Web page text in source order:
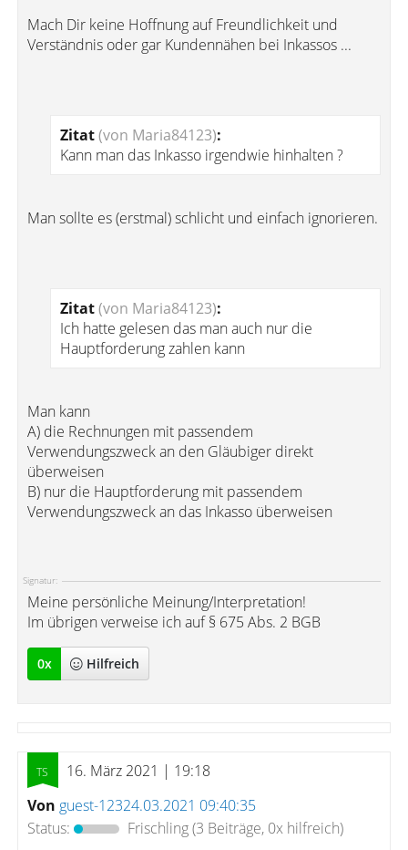
Mach Dir keine Hoffnung auf Freundlichkeit und
Verständnis oder gar Kundennähen bei Inkassos ...
Zitat(von Maria84123):
Kann man das Inkasso irgendwie hinhalten ?
Man sollte es (erstmal) schlicht und einfach ignorieren.
Zitat(von Maria84123):
Ich hatte gelesen das man auch nur die
Hauptforderung zahlen kann
Man kann
A) die Rechnungen mit passendem
Verwendungszweck an den Gläubiger direkt
überweisen
B) nur die Hauptforderung mit passendem
Verwendungszweck an das Inkasso überweisen
Signatur:
Meine persönliche Meinung/Interpretation!
Im übrigen verweise ich auf § 675 Abs. 2 BGB
0x Hilfreich
16. März 2021 | 19:18
Von guest-12324.03.2021 09:40:35
Status:
Frischling(3 Beiträge, 0x hilfreich)